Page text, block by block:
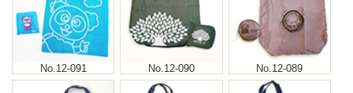
No.12-091 No.12-090 No.12-089